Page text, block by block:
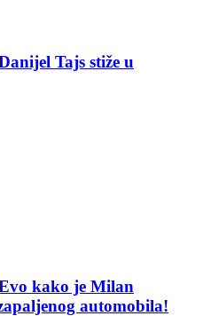
Tajs stiže u
kako je Milan
automobila!